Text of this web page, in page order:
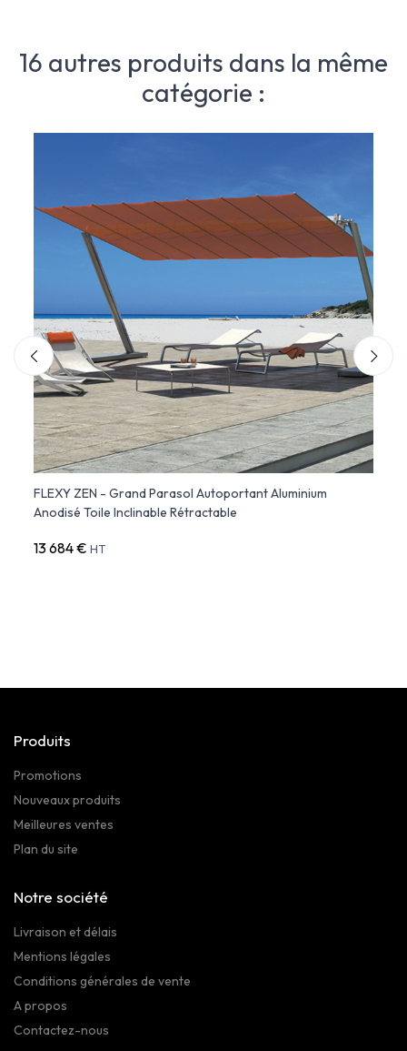
16 autres produits dans la même
catégorie :
FLEXY ZEN - Grand Parasol Autoportant Aluminium
Anodisé Toile Inclinable Rétractable
13 684 € HT
Produits
Promotions
Nouveaux produits
Meilleures ventes
Plan du site
Notre société
Livraison et délais
Mentions légales
Conditions générales de vente
A propos
Contactez-nous